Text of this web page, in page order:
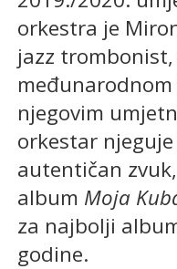
orkestra je
jazz
njegovim
orkestar
autentičan
album Moja
za najbolji
godine.